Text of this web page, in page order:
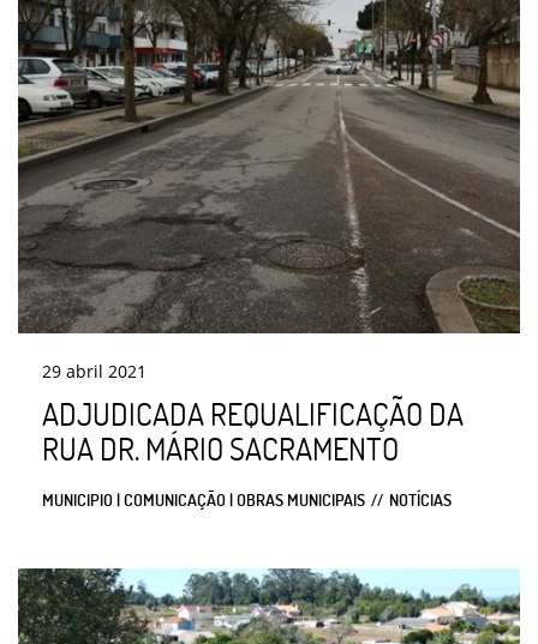
29 abril 2021
ADJUDICADA REQUALIFICAÇÃO DA
RUA DR. MÁRIO SACRAMENTO
MUNICIPIO | COMUNICAÇÃO | OBRAS MUNICIPAIS NOTÍCIAS